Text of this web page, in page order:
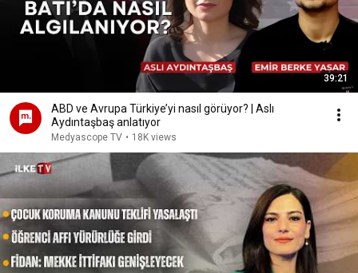
39:21
ABD ve Avrupa Türkiye’yi nasıl görüyor? | Aslı
Aydıntaşbaş anlatıyor
Medyascope TV • 18K views